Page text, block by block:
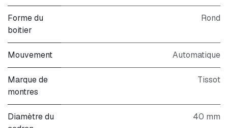
Forme du
boitier
Rond
Mouvement Automatique
Marque de
montres
Tissot
Diamètre du
40 mm